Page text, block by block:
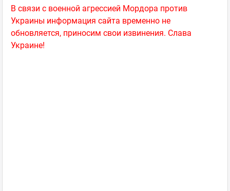
В связи с военной агрессией Мордора против
Украины информация сайта временно не
обновляется, приносим свои извинения. Слава
Украине!